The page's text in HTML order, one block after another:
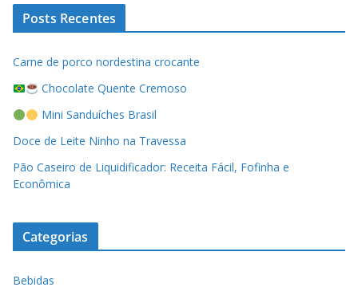
Posts Recentes
Carne de porco nordestina crocante
Chocolate Quente Cremoso
Mini Sanduíches Brasil
Doce de Leite Ninho na Travessa
Pão Caseiro de Liquidificador: Receita Fácil, Fofinha e
Econômica
Categorias
Bebidas